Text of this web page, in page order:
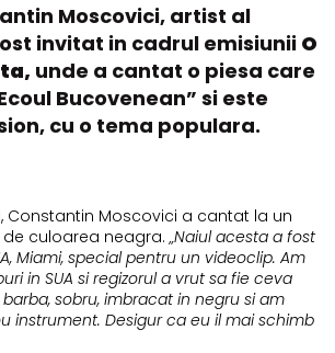
Moscovici, artist al
invitat in cadrul emisiunii O
unde a cantat o piesa care
Bucovenean” si este
cu o tema populara.
Constantin Moscovici a cantat la un
culoarea neagra. „Naiul acesta a fost
Miami, special pentru un videoclip. Am
in SUA si regizorul a vrut sa fie ceva
sobru, imbracat in negru si am
instrument. Desigur ca eu il mai schimb